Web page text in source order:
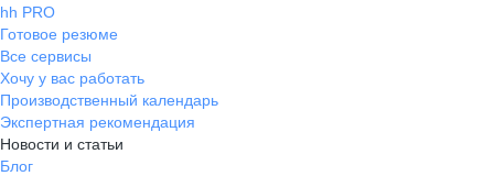
hh PRO
Готовое резюме
Все сервисы
Хочу у вас работать
Производственный календарь
Экспертная рекомендация
Новости и статьи
Блог